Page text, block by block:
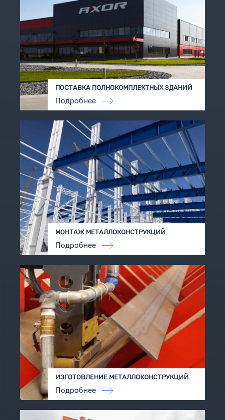
ПОСТАВКА ПОЛНОКОМПЛЕКТНЫХ ЗДАНИЙ
Подробнее
МОНТАЖ МЕТАЛЛОКОНСТРУКЦИЙ
Подробнее
ИЗГОТОВЛЕНИЕ МЕТAЛЛОКОНСТРУКЦИЙ
Подробнее